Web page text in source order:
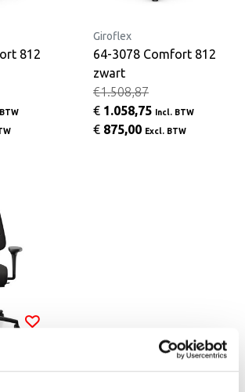
812
Giroflex
64-3078 Comfort 812
zwart
€1.508,87
€ 1.058,75 Incl. BTW
€ 875,00 Excl. BTW